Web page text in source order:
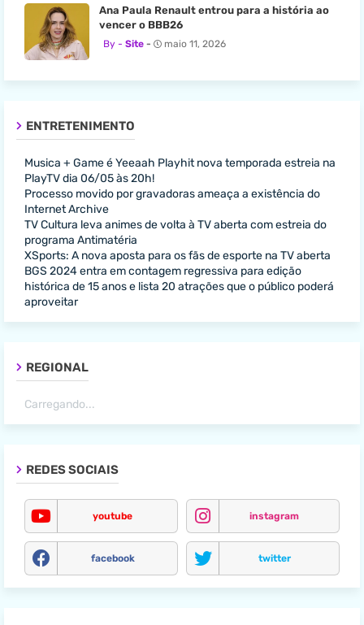
Ana Paula Renault entrou para a história ao
vencer o BBB26
Site maio 11, 2026
ENTRETENIMENTO
Musica + Game é Yeeaah Playhit nova temporada estreia na
PlayTV dia 06/05 às 20h!
Processo movido por gravadoras ameaça a existência do
Internet Archive
TV Cultura leva animes de volta à TV aberta com estreia do
programa Antimatéria
XSports: A nova aposta para os fãs de esporte na TV aberta
BGS 2024 entra em contagem regressiva para edição
histórica de 15 anos e lista 20 atrações que o público poderá
aproveitar
REGIONAL
Carregando...
REDES SOCIAIS
youtube instagram
facebook twitter